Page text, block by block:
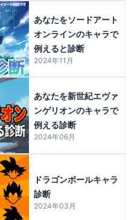
あなたをソードアート
オンラインのキャラで
例えると診断
2024年11月
あなたを新世紀エヴァ
ンゲリオンのキャラで
例える診断
2024年06月
ドラゴンボールキャラ
診断
2024年03月